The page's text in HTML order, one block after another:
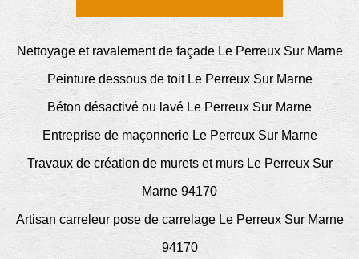
Nettoyage et ravalement de façade Le Perreux Sur Marne
Peinture dessous de toit Le Perreux Sur Marne
Béton désactivé ou lavé Le Perreux Sur Marne
Entreprise de maçonnerie Le Perreux Sur Marne
Travaux de création de murets et murs Le Perreux Sur
Marne 94170
Artisan carreleur pose de carrelage Le Perreux Sur Marne
94170